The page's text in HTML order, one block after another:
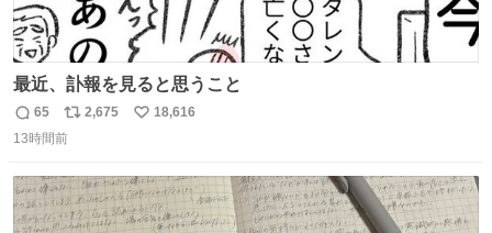
最近、訃報を見ると思うこと
返
信
65
リ
ポ
ト
数
2,675
い
数
18,616
13時間前